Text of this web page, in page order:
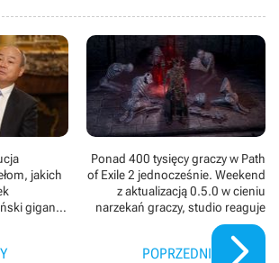
jakich
gigant
Ponad 400 tysięcy graczy w Path
of Exile 2 jednocześnie. Weekend
z aktualizacją 0.5.0 w cieniu
narzekań graczy, studio reaguje
POPRZEDNI